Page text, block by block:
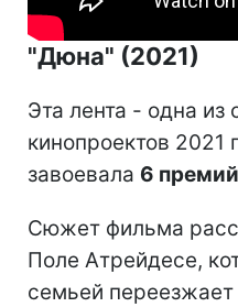
"Дюна" (2021)
Эта лента - одна из
кинопроектов 2021
завоевала 6
Сюжет фильма
Поле Атрейдесе,
семьей